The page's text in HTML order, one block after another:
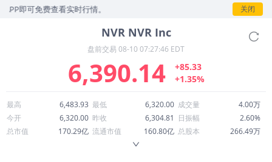
可免费查看实时行情。 关闭
NVR NVR Inc
盘前交易 08-10 07:27:46 EDT
6,390.14
+85.33
+1.35%
最高 6,483.93 最低 6,320.00 成交量
4.00万
今开
6,320.00 昨收 6,304.81 日振幅
2.60%
总市值
170.29亿 流通市值 160.80亿 总股本
266.49万